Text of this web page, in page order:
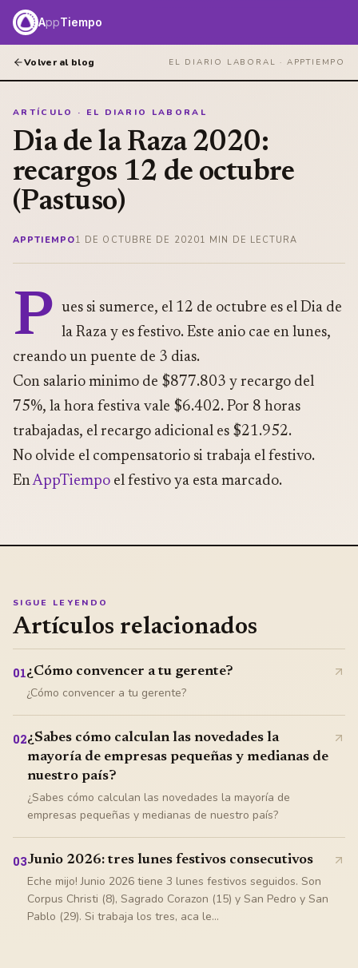
AppTiempo
Volver al blog EL DIARIO LABORAL · APPTIEMPO
ARTÍCULO · EL DIARIO LABORAL
Dia de la Raza 2020:
recargos 12 de octubre
(Pastuso)
APPTIEMPO1 DE OCTUBRE DE 20201 MIN DE LECTURA
P ues si sumerce, el 12 de octubre es el Dia de
la Raza y es festivo. Este anio cae en lunes,
creando un puente de 3 dias.
Con salario minimo de $877.803 y recargo del
75%, la hora festiva vale $6.402. Por 8 horas
trabajadas, el recargo adicional es $21.952.
No olvide el compensatorio si trabaja el festivo.
EnAppTiempo el festivo ya esta marcado.
SIGUE LEYENDO
Artículos relacionados
01¿Cómo convencer a tu gerente?
¿Cómo convencer a tu gerente?
02¿Sabes cómo calculan las novedades la
mayoría de empresas pequeñas y medianas de
nuestro país?
¿Sabes cómo calculan las novedades la mayoría de
empresas pequeñas y medianas de nuestro país?
03Junio 2026: tres lunes festivos consecutivos
Eche mijo! Junio 2026 tiene 3 lunes festivos seguidos. Son
Corpus Christi (8), Sagrado Corazon (15) y San Pedro y San
Pablo (29). Si trabaja los tres, aca le...